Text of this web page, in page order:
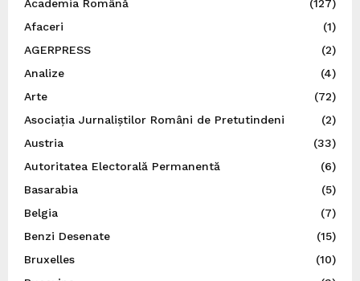
Academia Română
(127)
Afaceri
(1)
AGERPRESS
(2)
Analize
(4)
Arte
(72)
Asociația Jurnaliștilor Români de Pretutindeni
(2)
Austria
(33)
Autoritatea Electorală Permanentă
(6)
Basarabia
(5)
Belgia
(7)
Benzi Desenate
(15)
Bruxelles
(10)